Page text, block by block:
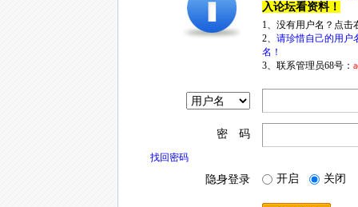
入论坛看资料！
1、没有用户名？点
2、 请珍惜自己的用户
名！
3、联系管理员68号：
密 码
找回密码
隐身登录 开启 关闭